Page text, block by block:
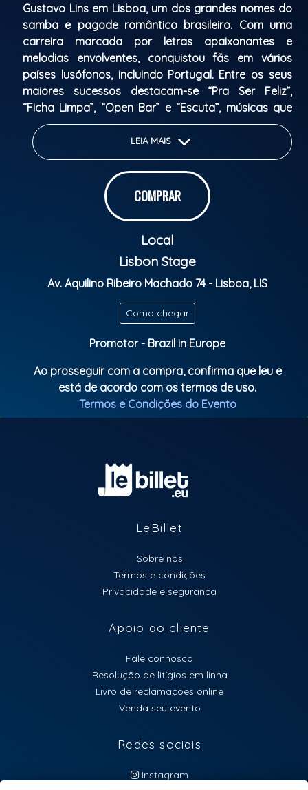
Gustavo Lins em Lisboa, um dos grandes nomes do
samba e pagode romântico brasileiro. Com uma
carreira marcada por letras apaixonantes e
melodias envolventes, conquistou fãs em vários
países lusófonos, incluindo Portugal. Entre os seus
maiores sucessos destacam-se “Pra Ser Feliz”,
“Ficha Limpa”, “Open Bar” e “Escuta”, músicas que
continuam a animar rodas de samba e festas de
pagode.
+ Participação da maior roda de samba de Lisboa,
Pagode do Wagner Lemos e convidados
Set especial com DJ Malukin
Lisbon Stage - Lisboa
Transmissão Brasil x Haiti às 01:30
LEIA MAIS
COMPRAR
Local
Lisbon Stage
Av. Aquilino Ribeiro Machado 74 - Lisboa, LIS
Como chegar
Promotor - Brazil in Europe
Ao prosseguir com a compra, confirma que leu e
está de acordo com os termos de uso.
Termos e Condições do Evento
LeBillet
Sobre nós
Termos e condições
Privacidade e segurança
Apoio ao cliente
Fale connosco
Resolução de litígios em linha
Livro de reclamações online
Venda seu evento
Redes sociais
Instagram